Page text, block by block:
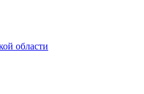
области